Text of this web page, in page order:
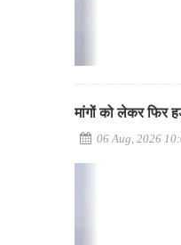
मांगों को लेकर फिर
06 Aug, 2026